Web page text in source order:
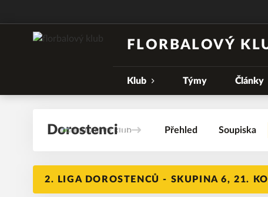
FLORBALOVÝ
Klub Týmy Články
Dorostenci Přehled Soupiska
2. LIGA DOROSTENCŮ - SKUPINA 6, 21.